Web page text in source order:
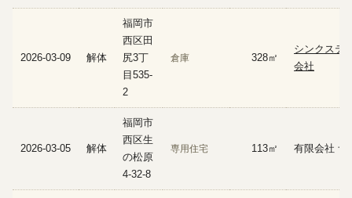
2026-03-09 解体
福岡市
西区田
尻3丁
目535-
2
倉庫 328㎡
シンクステ
会社
2026-03-05 解体
福岡市
西区生
の松原
4-32-8
専用住宅 113㎡ 有限会社 ナ